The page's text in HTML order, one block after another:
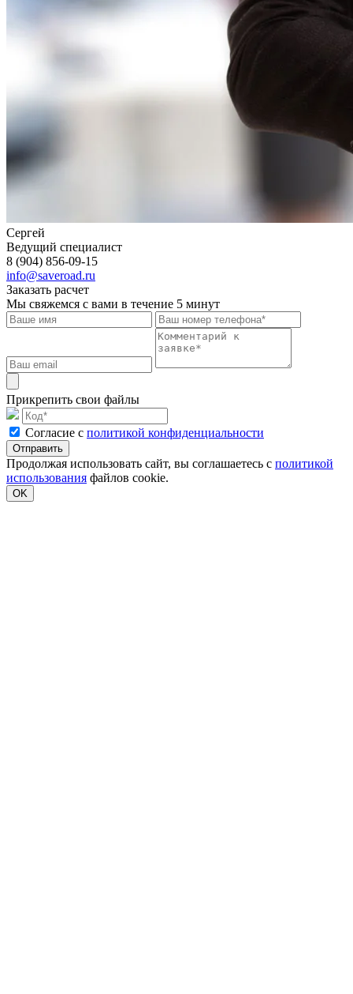
Сергей
Ведущий специалист
8 (904) 856-09-15
info@saveroad.ru
Заказать расчет
Мы свяжемся с вами в течение 5 минут
Прикрепить свои файлы
Cогласие с политикой конфиденциальности
Отправить
Продолжая использовать сайт, вы соглашаетесь с политикой
использования файлов cookie.
OK